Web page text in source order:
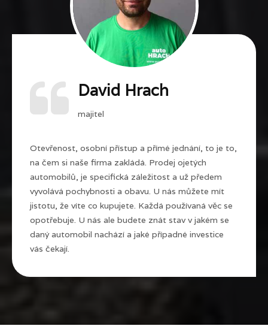
David Hrach
majitel
Otevřenost, osobní přístup a přímé jednání, to je to,
na čem si naše firma zakládá. Prodej ojetých
automobilů, je specifická záležitost a už předem
vyvolává pochybnosti a obavu. U nás můžete mít
jistotu, že víte co kupujete. Každá používaná věc se
opotřebuje. U nás ale budete znát stav v jakém se
daný automobil nachází a jaké případné investice
vás čekají.